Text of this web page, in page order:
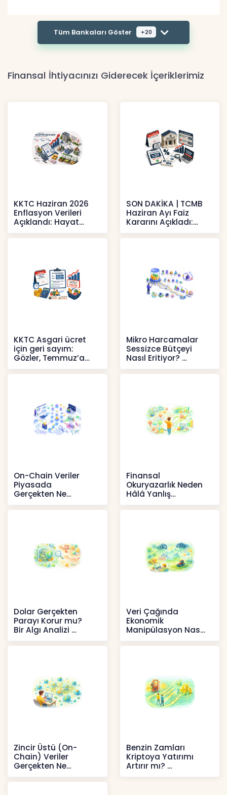
Tüm Bankaları Göster +20
Finansal İhtiyacınızı Giderecek İçeriklerimiz
KKTC Haziran 2026
Enflasyon Verileri
Açıklandı: Hayat
Pahalılığı Yükselişini
Sür
SON DAKİKA | TCMB
Haziran Ayı Faiz
Kararını Açıkladı:
Politika Faizi Yüzde
37’de
KKTC Asgari ücret
için geri sayım:
Gözler, Temmuz’a
yansıması beklenen
artışta
Mikro Harcamalar
Sessizce Bütçeyi
Nasıl Eritiyor?
İçerikler
On-Chain Veriler
Piyasada
Gerçekten Ne
Anlatır?
Kripto
Finansal
Okuryazarlık Neden
Hâlâ Yanlış
Anlaşılıyor?
İçerikler
Dolar Gerçekten
Parayı Korur mu?
Bir Algı Analizi
İçerikler
Veri Çağında
Ekonomik
Manipülasyon Nasıl
Şekil Değiştirdi?
İçerikler
Zincir Üstü (On-
Chain) Veriler
Gerçekten Ne
Anlatır?
Kripto
Benzin Zamları
Kriptoya Yatırımı
Artırır mı?
Kripto